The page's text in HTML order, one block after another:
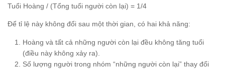
Tuổi Hoàng / (Tổng tuổi người còn lại) = 1/4
Để tỉ lệ này không đổi sau một thời gian, có hai khả năng:
Hoàng và tất cả những người còn lại đều không tăng tuổi
(điều này không xảy ra).
Số lượng người trong nhóm “những người còn lại” thay đổi